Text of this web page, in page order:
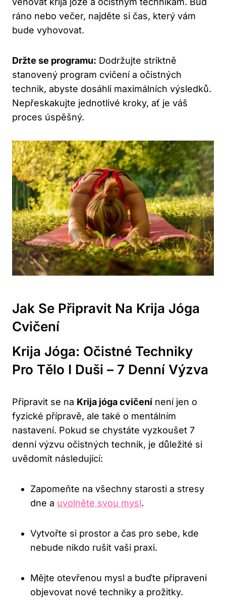
‍ráno ⁢nebo večer, najděte ​si čas, který ⁢vám
‌bude vyhovovat.
Držte se programu: Dodržujte striktně
stanovený program cvičení ⁢a očistných
technik, abyste dosáhli maximálních výsledků.
Nepřeskakujte‌ jednotlivé‌ kroky, ať⁢ je váš ​
proces úspěšný.
Jak Se Připravit ⁢na Krija Jóga
⁣cvičení
Krija Jóga: Očistné Techniky
Pro‍ Tělo I Duši – ⁢7 Denní Výzva
Připravit se na Krija jóga cvičení není jen ⁤o ​
fyzické přípravě, ale také ⁢o mentálním
nastavení. Pokud ⁣se chystáte vyzkoušet 7
denní výzvu očistných⁢ technik, je důležité⁣ si
uvědomit následující:
Zapomeňte na všechny starosti a stresy
dne a uvolněte svou mysl.
Vytvořte si prostor a ‌čas pro ‌sebe, kde
nebude⁣ nikdo rušit vaši ​praxi.
Mějte ‍otevřenou mysl a buďte připraveni
objevovat nové techniky a‍ prožitky.